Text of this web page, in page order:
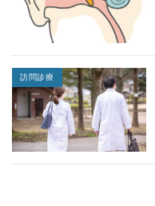
訪問診療